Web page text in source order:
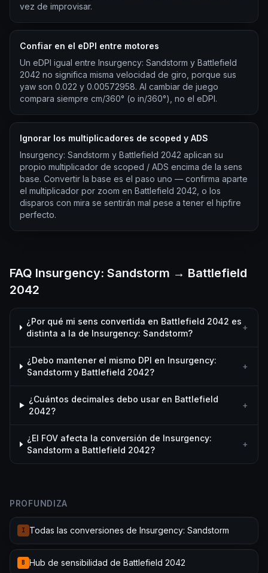
vez de improvisar.
Confiar en el eDPI entre motores
Un eDPI igual entre Insurgency: Sandstorm y Battlefield
2042 no significa misma velocidad de giro, porque sus
yaw son 0.022 y 0.00572958. Al cambiar de juego
compara siempre cm/360° (o in/360°), no el eDPI.
Ignorar los multiplicadores de scoped y ADS
Insurgency: Sandstorm y Battlefield 2042 aplican su
propio multiplicador de scoped / ADS encima de la sens
base. Convertir la base es el paso uno — confirma aparte
el multiplicador por zoom en Battlefield 2042, o los
disparos con mira se sentirán mal pese a tener el hipfire
perfecto.
FAQ Insurgency: Sandstorm → Battlefield
2042
¿Por qué mi sens convertida en Battlefield 2042 es
distinta a la de Insurgency: Sandstorm?
+
¿Debo mantener el mismo DPI en Insurgency:
Sandstorm y Battlefield 2042?
+
¿Cuántos decimales debo usar en Battlefield
2042?
+
¿El FOV afecta la conversión de Insurgency:
Sandstorm a Battlefield 2042?
+
PROFUNDIZA
I Todas las conversiones de Insurgency: Sandstorm
B Hub de sensibilidad de Battlefield 2042